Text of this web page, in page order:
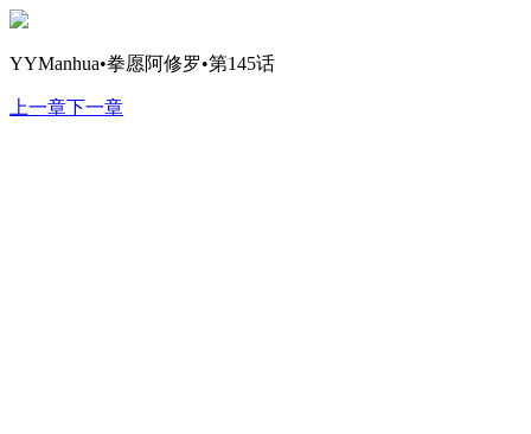
YYManhua•拳愿阿修罗•第145话
上一章下一章